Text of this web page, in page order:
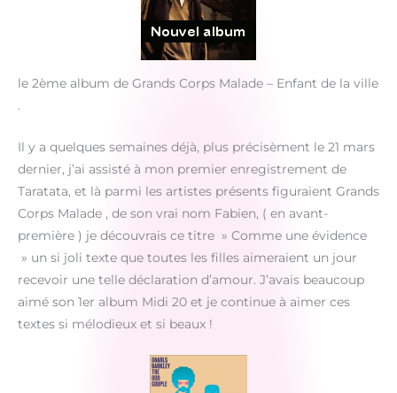
le 2ème album de Grands Corps Malade – Enfant de la ville
.
Il y a quelques semaines déjà, plus précisèment le 21 mars
dernier, j’ai assisté à mon premier enregistrement de
Taratata, et là parmi les artistes présents figuraient Grands
Corps Malade , de son vrai nom Fabien, ( en avant-
première ) je découvrais ce titre » Comme une évidence
» un si joli texte que toutes les filles aimeraient un jour
recevoir une telle déclaration d’amour. J’avais beaucoup
aimé son 1er album Midi 20 et je continue à aimer ces
textes si mélodieux et si beaux !